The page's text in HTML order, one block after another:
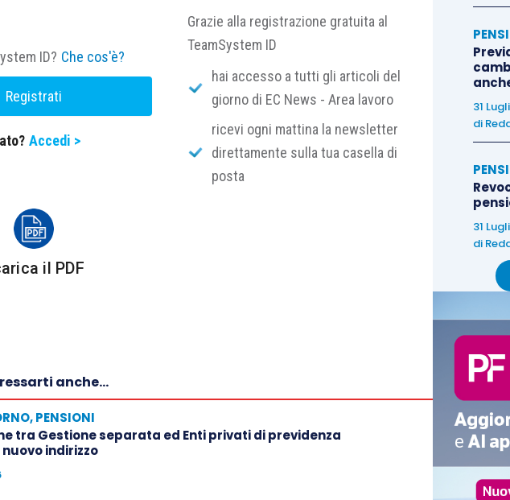
ID? Che cos'è?
Registrati
Accedi >
Grazie alla registrazione gratuita al
TeamSystem ID
hai accesso a tutti gli articoli del
giorno di EC News - Area lavoro
ricevi ogni mattina la newsletter
direttamente sulla tua casella di
posta
il PDF
anche...
,PENSIONI
tra Gestione separata ed Enti privati di previdenza
indirizzo
31
di
31
di